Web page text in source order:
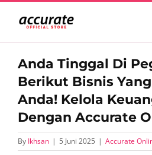
content
Anda Tinggal Di
Berikut Bisnis
Anda! Kelola
Dengan Accurate
By Ikhsan | 5 Juni 2025 | Accurate